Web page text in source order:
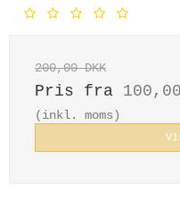
200,00 DKK
Pris fra
(inkl. moms)